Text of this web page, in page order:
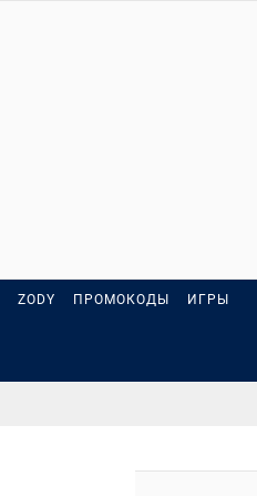
ZODY ПРОМОКОДЫ ИГРЫ